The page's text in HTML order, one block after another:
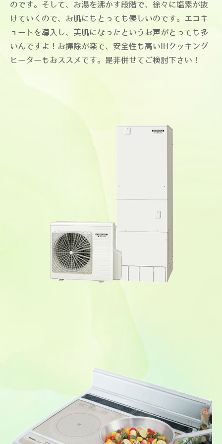
のです。そして、お湯を沸かす段階で、徐々に塩素が抜
けていくので、お肌にもとっても優しいのです。エコキ
ュートを導入し、美肌になったというお声がとっても多
いんですよ！お掃除が楽で、安全性も高いIHクッキング
ヒーターもおススメです。是非併せてご検討下さい！​